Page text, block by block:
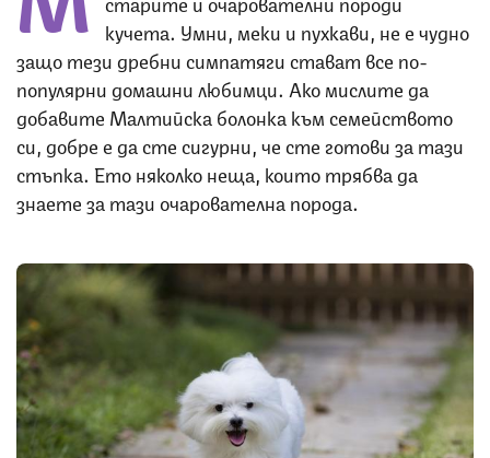
кучета. Умни, меки и пухкави, не е чудно
защо тези дребни симпатяги стават все по-
популярни домашни любимци. Ако мислите да
добавите Малтийска болонка към семейството
си, добре е да сте сигурни, че сте готови за тази
стъпка. Ето няколко неща, които трябва да
знаете за тази очарователна порода.